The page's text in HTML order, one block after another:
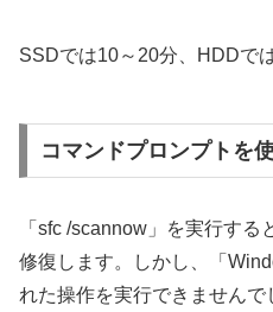
SSDでは10～20分、HDDで
コマンドプロンプトを
「sfc /scannow」を実行す
修復します。しかし、「
れた操作を実行できません